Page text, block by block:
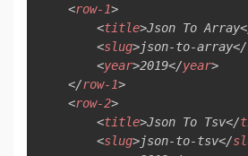
<row-1>
<title>Json To Array
<slug>json-to-array</
<year>2019</year>
</row-1>
<row-2>
<title>Json To Tsv</
<slug>json-to-tsv</